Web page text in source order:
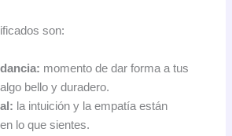
son:
momento de dar forma a tus
bello y duradero.
la intuición y la empatía están
lo que sientes.